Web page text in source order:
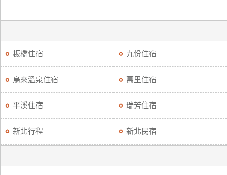
板橋住宿 九份住宿
烏來溫泉住宿 萬里住宿
平溪住宿 瑞芳住宿
新北行程 新北民宿